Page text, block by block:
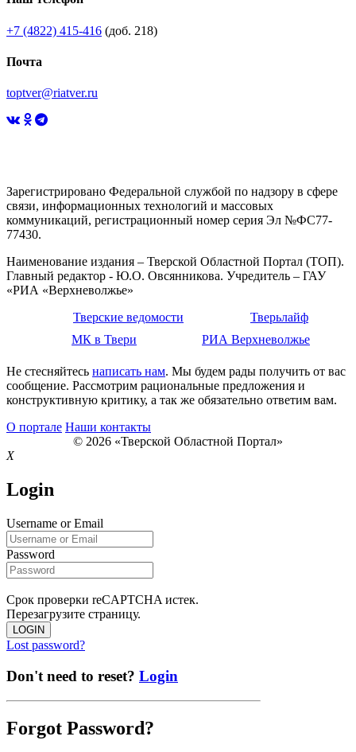
+7 (4822) 415-416 (доб. 218)
Почта
toptver@riatver.ru
Зарегистрировано Федеральной службой по надзору в сфере
связи, информационных технологий и массовых
коммуникаций, регистрационный номер серия Эл №ФС77-
77430.
Наименование издания – Тверской Областной Портал (ТОП).
Главный редактор - Ю.О. Овсянникова. Учредитель – ГАУ
«РИА «Верхневолжье»
Тверские ведомости
Тверьлайф
МК в Твери
РИА Верхневолжье
Не стесняйтесь написать нам. Мы будем рады получить от вас
сообщение. Рассмотрим рациональные предложения и
конструктивную критику, а так же обязательно ответим вам.
О портале Наши контакты
© 2026 «Тверской Областной Портал»
X
Login
Username or Email
Password
Срок проверки reCAPTCHA истек.
Перезагрузите страницу.
LOGIN
Lost password?
Don't need to reset? Login
Forgot Password?